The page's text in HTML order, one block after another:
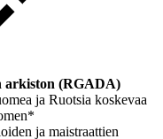
arkiston (RGADA)
ja Ruotsia koskevaa
ja maistraattien